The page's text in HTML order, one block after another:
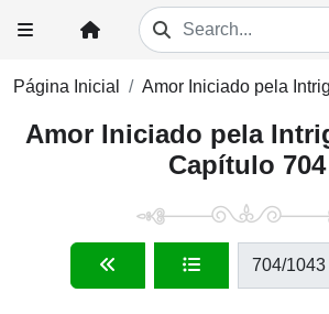
Página Inicial Amor Iniciado pela
Amor Iniciado pela
Capítulo 704
704/1043